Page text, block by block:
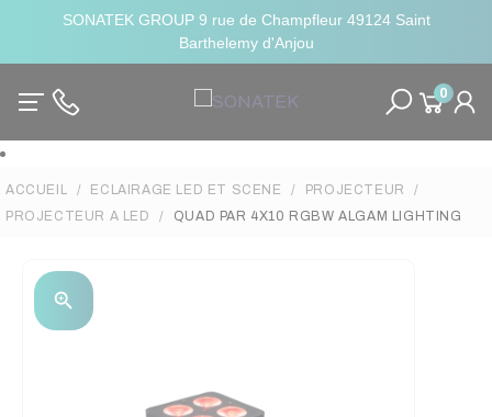
SONATEK GROUP 9 rue de Champfleur 49124 Saint
Barthelemy d'Anjou
0
ACCUEIL ECLAIRAGE LED ET SCENE
PROJECTEUR
PROJECTEUR A LED
QUAD PAR 4X10 RGBW ALGAM LIGHTING
zoom_in